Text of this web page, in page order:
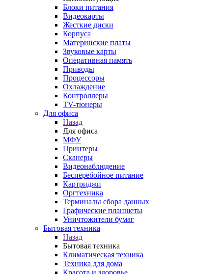
Блоки питания
Видеокарты
Жесткие диски
Корпуса
Материнские платы
Звуковые карты
Оперативная память
Приводы
Процессоры
Охлаждение
Контроллеры
TV-тюнеры
Для офиса
Назад
Для офиса
МФУ
Принтеры
Сканеры
Видеонаблюдение
Бесперебойное питание
Картриджи
Оргтехника
Терминалы сбора данных
Графические планшеты
Уничтожители бумаг
Бытовая техника
Назад
Бытовая техника
Климатическая техника
Техника для дома
Красота и здоровье